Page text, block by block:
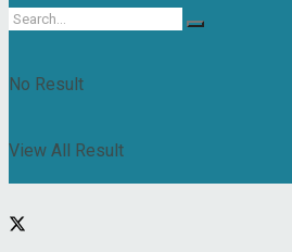
No Result
View All Result